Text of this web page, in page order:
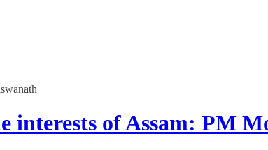
interests of Assam: PM